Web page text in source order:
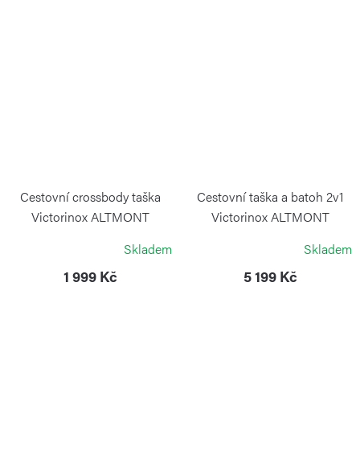
Cestovní crossbody taška
Victorinox ALTMONT
Skladem
1 999 Kč
Cestovní taška a batoh 2v1
Victorinox ALTMONT
Skladem
5 199 Kč